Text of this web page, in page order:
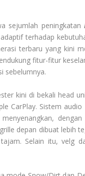
sejumlah peningkatan
terhadap
terbaru yang kini
fitur-fitur
sebelumnya.
kini di bekali head
CarPlay. Sistem
depan dibuat lebih
Selain itu, velg